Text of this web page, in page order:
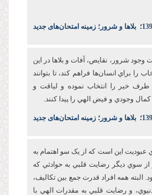
؛ بلاها و شرور؛ زمینه امتحان‌های جدید
شرور، نقايص، آفات و بلاها در اين
را براي انسان‌ها فراهم کند، تا بتوانند
طرف خير را انتخاب نموده و لياقت و
وجودي و فيض الهي را پيدا کنند.
؛ بلاها و شرور؛ زمینه امتحان‌های جدید
این است که از يک سو اهتمام به
از سوي ديگر رضايت قلبي به حوادثي که
البته همه افراد قدرت جمع بين تکاليف،
و رضايت قلبي به مقدرات الهي با